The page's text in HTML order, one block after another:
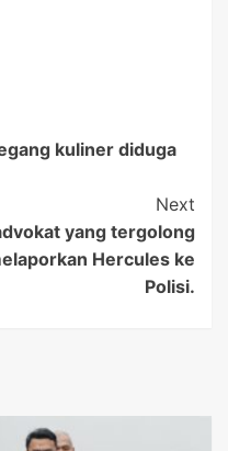
kuliner diduga
Next
yang tergolong
Hercules ke
Polisi.